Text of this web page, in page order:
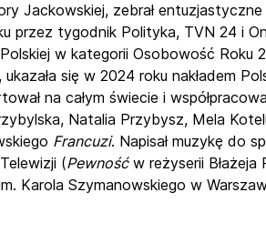
Jackowskiej, zebrał
przez tygodnik Polityka, TVN 24 i
w kategorii Osobowość Roku
się w 2024 roku nakładem
na całym świecie i
Natalia Przybysz, Mela
Francuzi. Napisał muzykę do
(Pewnośćw reżyserii Błażeja
Karola Szymanowskiego w